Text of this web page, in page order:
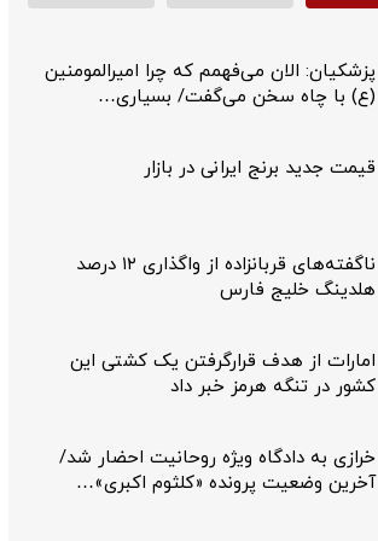
پزشکیان: الان می‌فهمم که چرا امیرالمومنین
(ع) با چاه سخن می‌گفت/ بسیاری…
قیمت جدید برنج ایرانی در بازار
ناگفته‌های قربانزاده از واگذاری ۱۲ درصد
هلدینگ خلیج فارس
امارات از هدف قرارگرفتن یک کشتی این
کشور در تنگه هرمز خبر داد
خرازی به دادگاه ویژه روحانیت احضار شد/
آخرین وضعیت پرونده «کلثوم اکبری»…